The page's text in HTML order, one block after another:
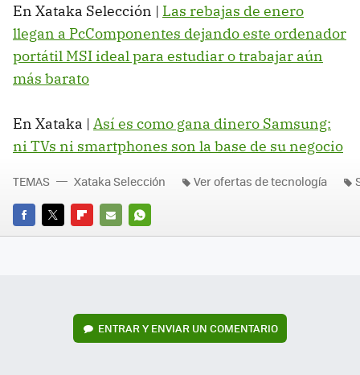
En Xataka Selección | Las rebajas de enero
llegan a PcComponentes dejando este ordenador
portátil MSI ideal para estudiar o trabajar aún
más barato
En Xataka | Así es como gana dinero Samsung:
ni TVs ni smartphones son la base de su negocio
FACEBOOK
TWITTERFLIPBOARD
E-
WHATSAPP
TEMAS Xataka Selección Ver ofertas de tecnología
ENTRAR Y ENVIAR UN COMENTARIO